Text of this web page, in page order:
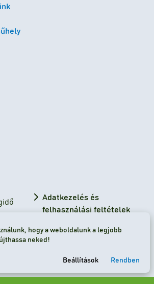
Adatkezelés és
felhasználási feltételek
Adatkezelési tájékoztató
hogy a weboldalunk a legjobb
neked!
Beállítások Rendben